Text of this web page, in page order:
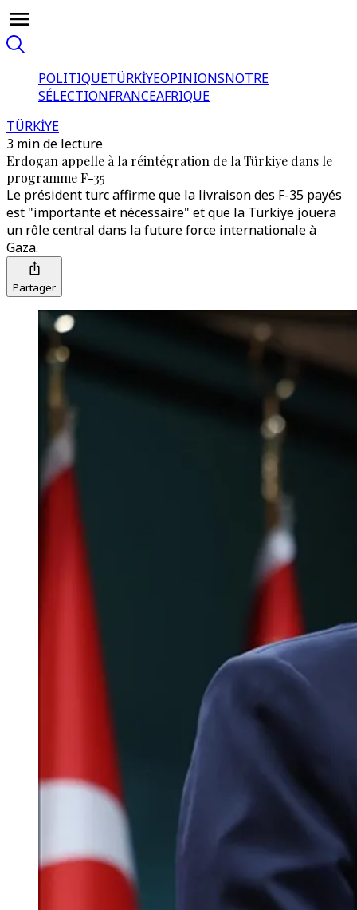
POLITIQUETÜRKİYEOPINIONSNOTRE
SÉLECTIONFRANCEAFRIQUE
TÜRKİYE
3 min de lecture
Erdogan appelle à la réintégration de la Türkiye dans le
programme F-35
Le président turc affirme que la livraison des F-35 payés
est "importante et nécessaire" et que la Türkiye jouera
un rôle central dans la future force internationale à
Gaza.
Partager